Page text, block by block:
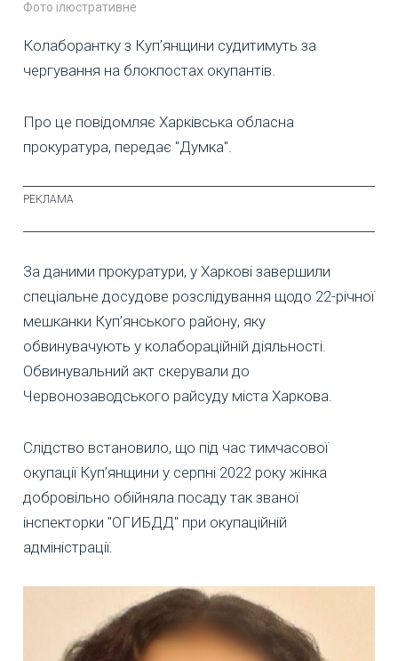
Фото ілюстративне
Колаборантку з Куп’янщини судитимуть за
чергування на блокпостах окупантів.
Про це повідомляє Харківська обласна
прокуратура, передає "Думка".
За даними прокуратури, у Харкові завершили
спеціальне досудове розслідування щодо 22-річної
мешканки Куп’янського району, яку
обвинувачують у колабораційній діяльності.
Обвинувальний акт скерували до
Червонозаводського райсуду міста Харкова.
Слідство встановило, що під час тимчасової
окупації Куп’янщини у серпні 2022 року жінка
добровільно обійняла посаду так званої
інспекторки "ОГИБДД" при окупаційній
адміністрації.